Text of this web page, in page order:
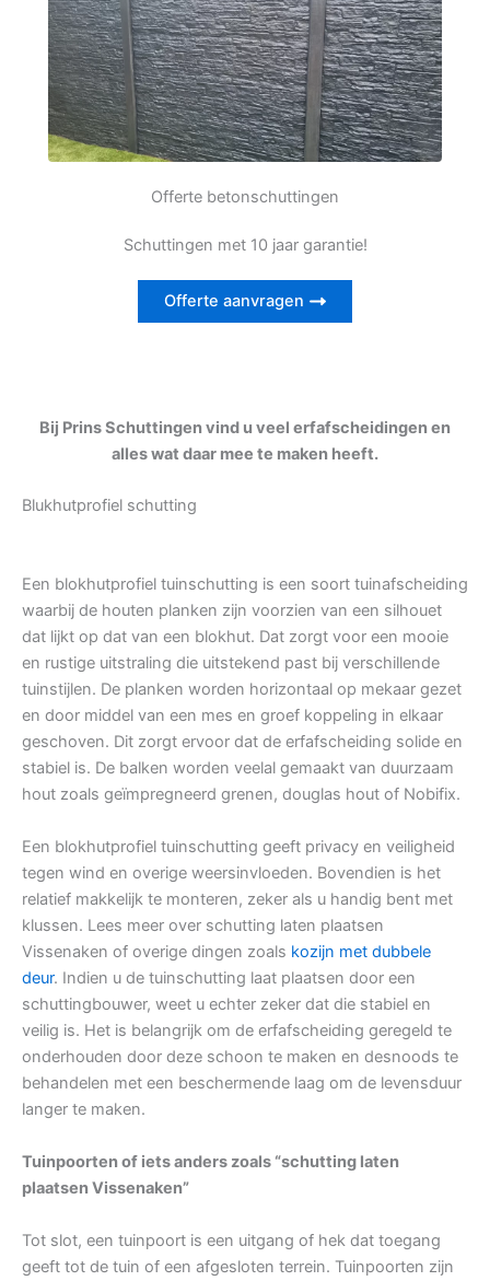
Offerte betonschuttingen
Schuttingen met 10 jaar garantie!
Offerte aanvragen
Bij Prins Schuttingen vind u veel erfafscheidingen en
alles wat daar mee te maken heeft.
Blukhutprofiel schutting
Een blokhutprofiel tuinschutting is een soort tuinafscheiding
waarbij de houten planken zijn voorzien van een silhouet
dat lijkt op dat van een blokhut. Dat zorgt voor een mooie
en rustige uitstraling die uitstekend past bij verschillende
tuinstijlen. De planken worden horizontaal op mekaar gezet
en door middel van een mes en groef koppeling in elkaar
geschoven. Dit zorgt ervoor dat de erfafscheiding solide en
stabiel is. De balken worden veelal gemaakt van duurzaam
hout zoals geïmpregneerd grenen, douglas hout of Nobifix.
Een blokhutprofiel tuinschutting geeft privacy en veiligheid
tegen wind en overige weersinvloeden. Bovendien is het
relatief makkelijk te monteren, zeker als u handig bent met
klussen. Lees meer over schutting laten plaatsen
Vissenaken of overige dingen zoals kozijn met dubbele
deur. Indien u de tuinschutting laat plaatsen door een
schuttingbouwer, weet u echter zeker dat die stabiel en
veilig is. Het is belangrijk om de erfafscheiding geregeld te
onderhouden door deze schoon te maken en desnoods te
behandelen met een beschermende laag om de levensduur
langer te maken.
Tuinpoorten of iets anders zoals “schutting laten
plaatsen Vissenaken”
Tot slot, een tuinpoort is een uitgang of hek dat toegang
geeft tot de tuin of een afgesloten terrein. Tuinpoorten zijn